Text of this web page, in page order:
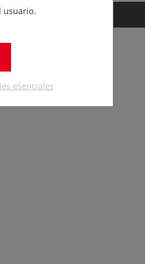
usuario.
esenciales